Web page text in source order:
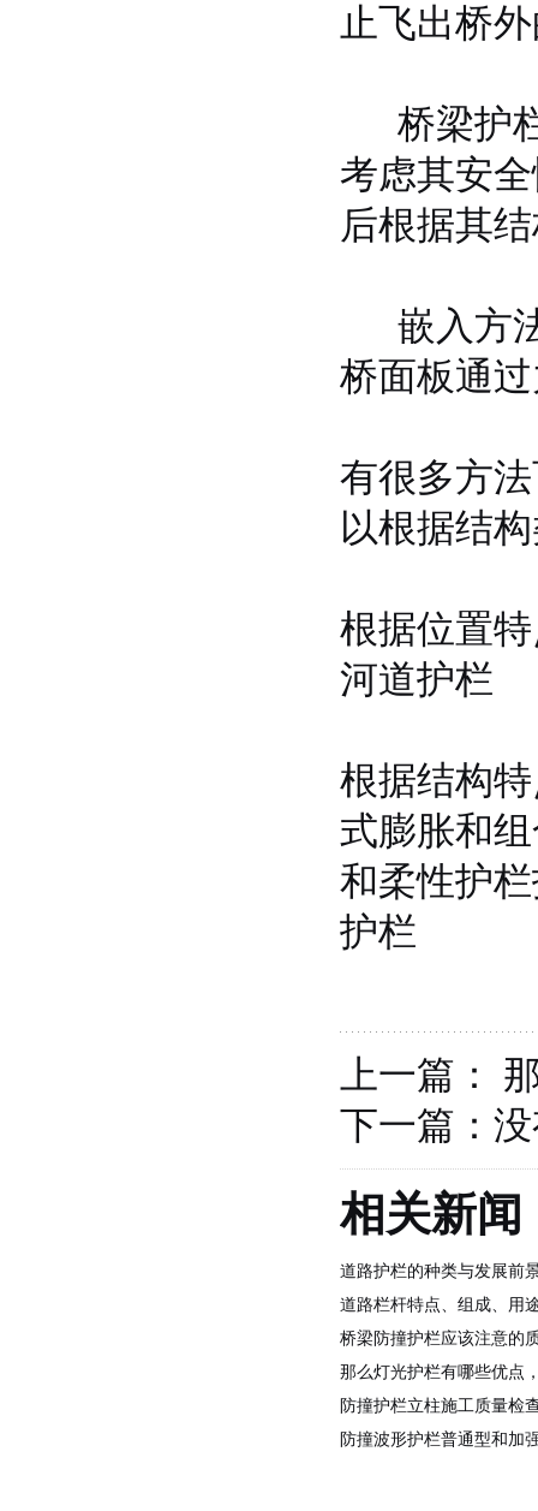
止飞出桥
桥梁护栏
考虑其安
后根据其
嵌入方法
桥面板通
有很多方
以根据结
根据位置
河道护栏
根据结构
式膨胀和
和柔性护
护栏
上一篇：
下一篇：
相关新闻
道路护栏的种类与发展前
道路栏杆特点、组成、用
桥梁防撞护栏应该注意的
那么灯光护栏有哪些优点
防撞护栏立柱施工质量检
防撞波形护栏普通型和加